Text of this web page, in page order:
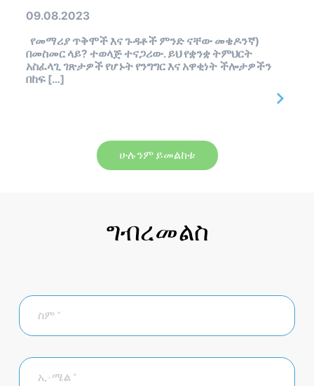
09.08.2023
የመማሪያ ጥቅሞች እና ጉዳቶች ምንድ ናቸው መቄዶንኛ)
በመስመር ላይ? ተወላጅ ተናጋሪው. ይህ የቋንቋ ትምህርት
አስፈላጊ ገጽታዎች የሆኑት የንግግር እና አዋቂነት ችሎታዎችን
በከፍ […]
ሁሉንም ይመልከቱ
ግብረመልስ